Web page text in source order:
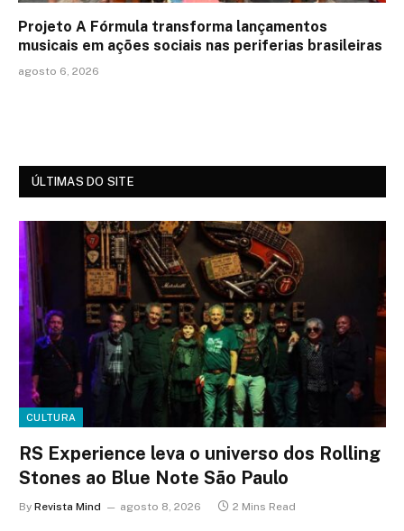
Projeto A Fórmula transforma lançamentos
musicais em ações sociais nas periferias brasileiras
agosto 6, 2026
ÚLTIMAS DO SITE
CULTURA
RS Experience leva o universo dos Rolling
Stones ao Blue Note São Paulo
By Revista Mind agosto 8, 2026 2 Mins Read